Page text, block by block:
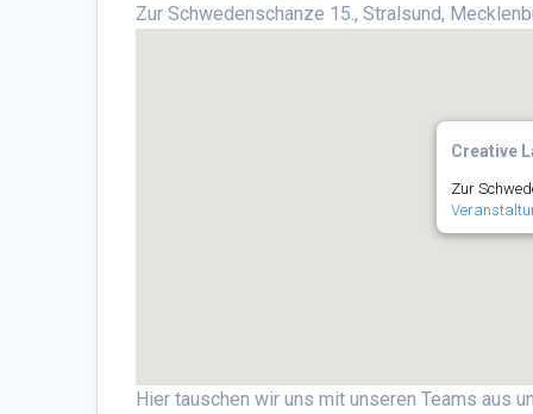
Zur Schwedenschanze 15., Stralsund,
Creative
Zur
Hier tauschen wir uns mit unseren Teams aus